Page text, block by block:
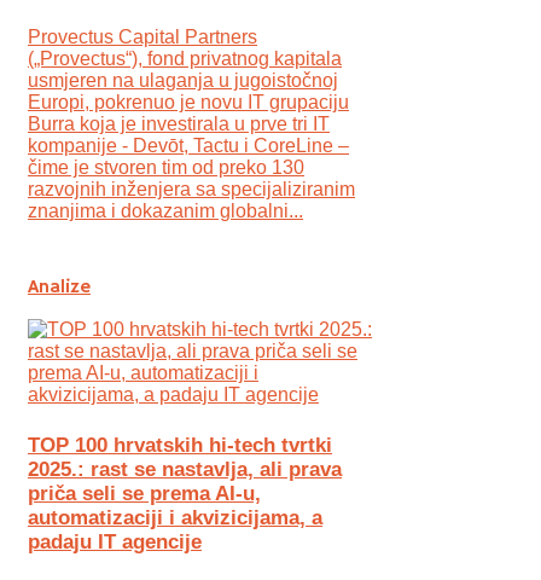
Provectus Capital Partners
(„Provectus“), fond privatnog kapitala
usmjeren na ulaganja u jugoistočnoj
Europi, pokrenuo je novu IT grupaciju
Burra koja je investirala u prve tri IT
kompanije - Devōt, Tactu i CoreLine –
čime je stvoren tim od preko 130
razvojnih inženjera sa specijaliziranim
znanjima i dokazanim globalni...
Analize
TOP 100 hrvatskih hi-tech tvrtki
2025.: rast se nastavlja, ali prava
priča seli se prema AI-u,
automatizaciji i akvizicijama, a
padaju IT agencije